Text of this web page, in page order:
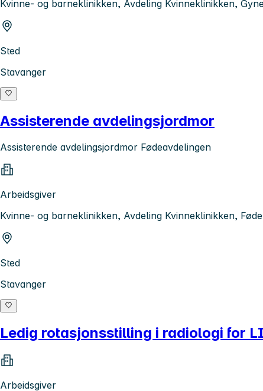
Kvinne- og barneklinikken, Avdeling Kvinneklinikken,
Sted
Stavanger
Assisterende avdelingsjordmor
Assisterende avdelingsjordmor Fødeavdelingen
Arbeidsgiver
Kvinne- og barneklinikken, Avdeling Kvinneklinikken,
Sted
Stavanger
Ledig rotasjonsstilling i radiologi for
Arbeidsgiver